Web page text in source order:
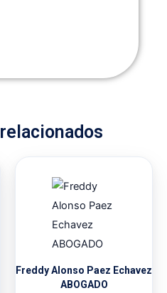
Freddy Alonso Paez Echavez
ABOGADO